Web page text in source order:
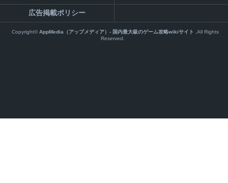
広告掲載ポリシー
Copyright©AppMedia（アップメディア）- 国内最大級のゲーム攻略wikiサイト
,All Rights
Reserved.